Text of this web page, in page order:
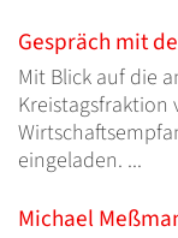
Gespräch mit
Mit Blick auf die
Kreistagsfraktion
eingeladen. ...
Michael